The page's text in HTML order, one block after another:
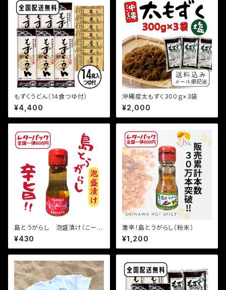
もずくうどん（14食つゆ付）
¥4,400
沖縄産太もずく300ｇ×3袋
¥2,000
島とうがらし 泡盛漬け（こーれ
ーぐす）35ｇ
¥430
激辛！島とうがらし（粉末）
¥1,200